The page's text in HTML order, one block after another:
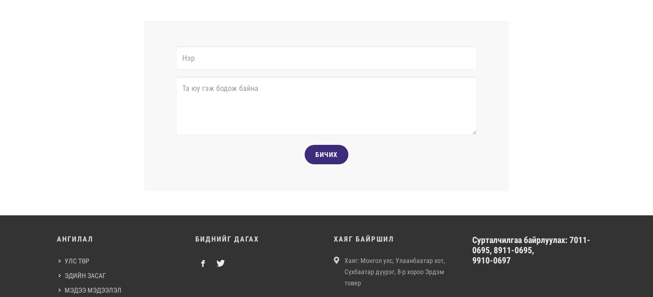
БИЧИХ
АНГИЛАЛ
УЛС ТӨР
ЭДИЙН ЗАСАГ
МЭДЭЭ МЭДЭЭЛЭЛ
БИДНИЙГ ДАГАХ ХАЯГ БАЙРШИЛ
Хаяг: Монгол улс, Улаанбаатар хот,
Сүхбаатар дүүрэг, 8-р хороо Эрдэм
товер
Сурталчилгаа байрлуулах: 7011-
0695, 8911-0695,
9910-0697